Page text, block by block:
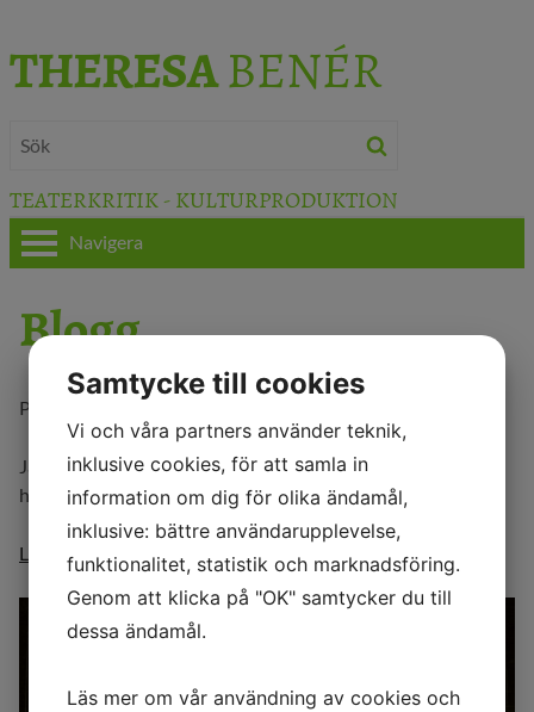
THERESABENÉR
TEATERKRITIK - KULTURPRODUKTION
TEATERKRITIK
KULTURJOURNALISTIK
29 MEDIA
BLOGG
Navigera
Blogg
Plats för samtal!
Jag bloggarom teater, konst och kulturdebatt i Europa och
hemmavid.
Läs här ! Dela! Kommentera och reagera!
Samtycke till cookies
Vi och våra partners använder teknik,
inklusive cookies, för att samla in
information om dig för olika ändamål,
inklusive: bättre användarupplevelse,
funktionalitet, statistik och marknadsföring.
Genom att klicka på "OK" samtycker du till
dessa ändamål.
Läs mer om vår användning av cookies och